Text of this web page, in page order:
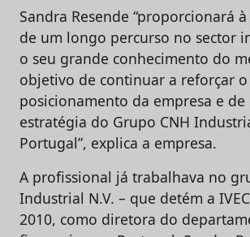
Sandra Resende “proporcionará à
de um longo percurso no sector
o seu grande conhecimento do
objetivo de continuar a reforçar o
posicionamento da empresa e
estratégia do Grupo CNH
Portugal”, explica a empresa.
A profissional já trabalhava no
Industrial N.V. – que detém a
2010, como diretora do